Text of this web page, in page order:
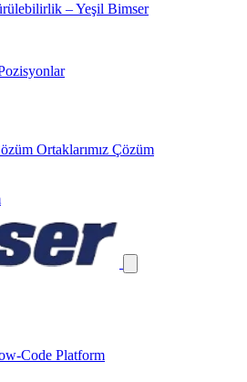
– Yeşil Bimser
Ortaklarımız Çözüm
Code Platform